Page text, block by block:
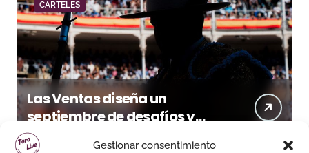
Gestionar consentimiento
CARTELES
Las Ventas diseña un
septiembre de desafíos y
variedad ganadera